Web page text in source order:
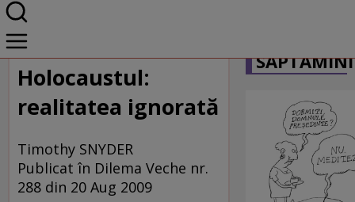
Home
Tema săptămînii
Holocaustul:
realitatea ignorată
Timothy SNYDER
Publicat în Dilema Veche nr.
288 din 20 Aug 2009